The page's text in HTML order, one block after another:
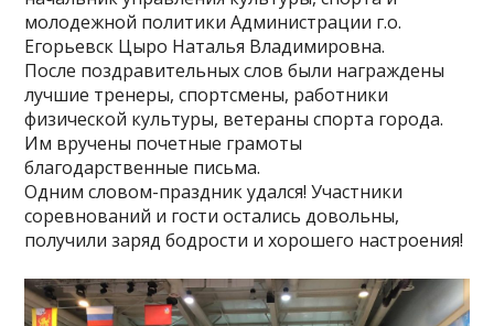
молодежной политики Администрации г.о.
Егорьевск Цыро Наталья Владимировна.
После поздравительных слов были награждены
лучшие тренеры, спортсмены, работники
физической культуры, ветераны спорта города.
Им вручены почетные грамоты
благодарственные письма.
Одним словом-праздник удался! Участники
соревнований и гости остались довольны,
получили заряд бодрости и хорошего настроения!